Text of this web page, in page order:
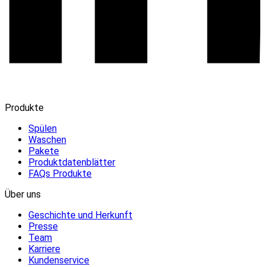
Produkte
Spülen
Waschen
Pakete
Produktdatenblätter
FAQs Produkte
Über uns
Geschichte und Herkunft
Presse
Team
Karriere
Kundenservice